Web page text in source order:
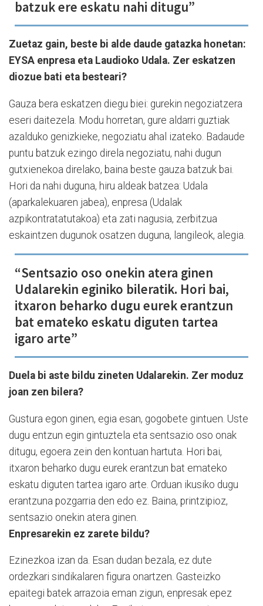
batzuk ere eskatu nahi ditugu”
Zuetaz gain, beste bi alde daude gatazka honetan:
EYSA enpresa eta Laudioko Udala. Zer eskatzen
diozue bati eta besteari?
Gauza bera eskatzen diegu biei: gurekin negoziatzera
eseri daitezela. Modu horretan, gure aldarri guztiak
azalduko genizkieke, negoziatu ahal izateko. Badaude
puntu batzuk ezingo direla negoziatu, nahi dugun
gutxienekoa direlako, baina beste gauza batzuk bai.
Hori da nahi duguna, hiru aldeak batzea: Udala
(aparkalekuaren jabea), enpresa (Udalak
azpikontratatutakoa) eta zati nagusia, zerbitzua
eskaintzen dugunok osatzen duguna, langileok, alegia.
“Sentsazio oso onekin atera ginen
Udalarekin eginiko bileratik. Hori bai,
itxaron beharko dugu eurek erantzun
bat emateko eskatu diguten tartea
igaro arte”
Duela bi aste bildu zineten Udalarekin. Zer moduz
joan zen bilera?
Gustura egon ginen, egia esan, gogobete gintuen. Uste
dugu entzun egin gintuztela eta sentsazio oso onak
ditugu, egoera zein den kontuan hartuta. Hori bai,
itxaron beharko dugu eurek erantzun bat emateko
eskatu diguten tartea igaro arte. Orduan ikusiko dugu
erantzuna pozgarria den edo ez. Baina, printzipioz,
sentsazio onekin atera ginen.
Enpresarekin ez zarete bildu?
Ezinezkoa izan da. Esan dudan bezala, ez dute
ordezkari sindikalaren figura onartzen. Gasteizko
epaitegi batek arrazoia eman zigun, enpresak epez